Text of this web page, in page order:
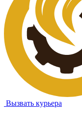
Вызвать курьера